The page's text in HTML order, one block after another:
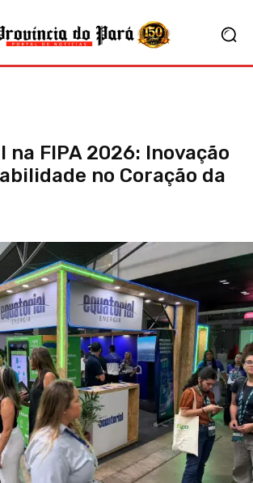
na FIPA 2026: Inovação
no Coração da